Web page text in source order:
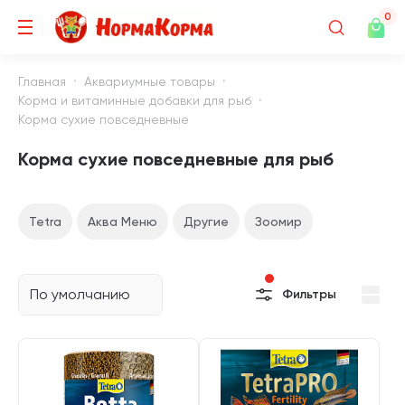
0
Главная
Аквариумные товары
Корма и витаминные добавки для рыб
Корма сухие повседневные
Корма сухие повседневные для рыб
Tetra Аква Меню Другие Зоомир
По умолчанию Фильтры